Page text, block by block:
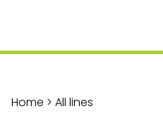
Home > All lines